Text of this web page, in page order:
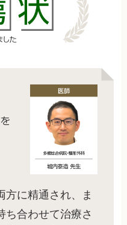
方に精通され、ま
ち合わせて治療さ